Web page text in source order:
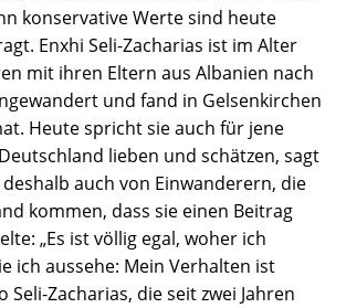
konservative Werte sind heute
Enxhi Seli-Zacharias ist im Alter
mit ihren Eltern aus Albanien nach
und fand in Gelsenkirchen
Heute spricht sie auch für jene
lieben und schätzen, sagt
auch von Einwanderern, die
kommen, dass sie einen Beitrag
„Es ist völlig egal, woher ich
ich aussehe: Mein Verhalten ist
Seli-Zacharias, die seit zwei Jahren